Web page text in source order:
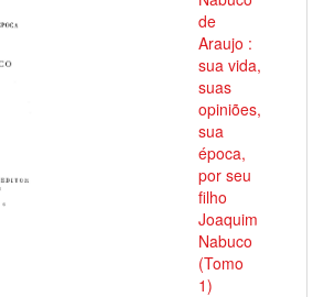
de
Araujo :
sua vida,
suas
opiniões,
sua
época,
por seu
filho
Joaquim
Nabuco
(Tomo
1)